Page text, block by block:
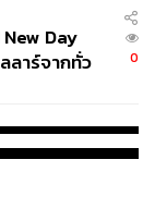
โดยไม่มี
ำการใดใน
ตั้งเพิ่มขึ้นจาก
Day
ลาร์จากทั่ว
0